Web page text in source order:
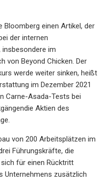
einen Artikel, der
der internen
im
von Beyond Chicken. Der
werde weiter sinken, heißt
im Dezember 2021
Carne-Asada-Tests bei
die Aktien des
von 200 Arbeitsplätzen im
Führungskräfte, die
für einen Rücktritt
Unternehmens zusätzlich